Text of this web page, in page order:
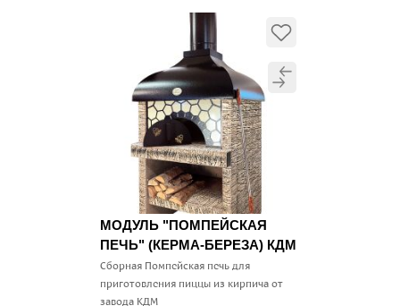
МОДУЛЬ "ПОМПЕЙСКАЯ
ПЕЧЬ" (КЕРМА-БЕРЕЗА) КДМ
Сборная Помпейская печь для
приготовления пиццы из кирпича от
завода КДМ